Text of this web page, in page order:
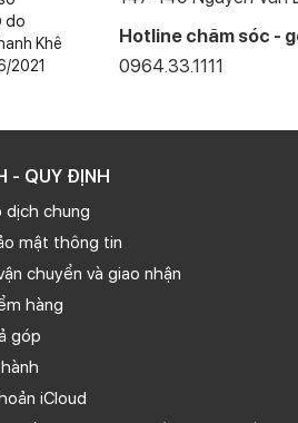
bị bộ vi xử lý mới vô cùng độc đáo
pin lớn, bạn thoải mái lướt web, nghe
do
Khê
2021
Hotline chăm sóc -
0964.33.1111
- QUY ĐỊNH
dịch chung
mật thông tin
chuyển và giao nhận
hàng
góp
iCloud